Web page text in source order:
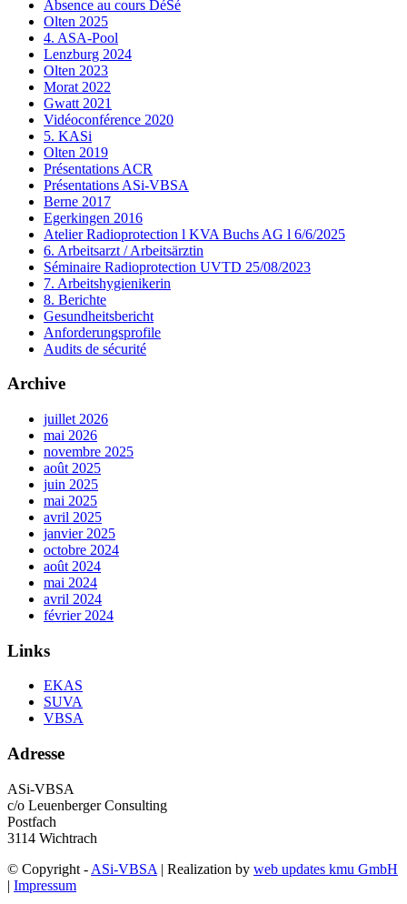
Absence au cours DéSé
Olten 2025
4. ASA-Pool
Lenzburg 2024
Olten 2023
Morat 2022
Gwatt 2021
Vidéoconférence 2020
5. KASi
Olten 2019
Présentations ACR
Présentations ASi-VBSA
Berne 2017
Egerkingen 2016
Atelier Radioprotection l KVA Buchs AG l 6/6/2025
6. Arbeitsarzt / Arbeitsärztin
Séminaire Radioprotection UVTD 25/08/2023
7. Arbeitshygienikerin
8. Berichte
Gesundheitsbericht
Anforderungsprofile
Audits de sécurité
Archive
juillet 2026
mai 2026
novembre 2025
août 2025
juin 2025
mai 2025
avril 2025
janvier 2025
octobre 2024
août 2024
mai 2024
avril 2024
février 2024
Links
EKAS
SUVA
VBSA
Adresse
ASi-VBSA
c/o Leuenberger Consulting
Postfach
3114 Wichtrach
© Copyright - ASi-VBSA | Realization by web updates kmu GmbH
| Impressum